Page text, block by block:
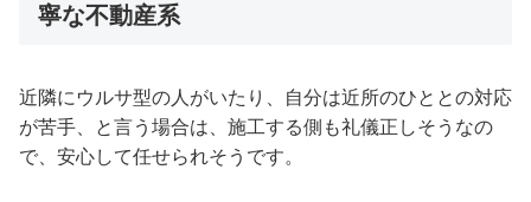
寧な不動産系
近隣にウルサ型の人がいたり、自分は近所のひととの対応
が苦手、と言う場合は、施工する側も礼儀正しそうなの
で、安心して任せられそうです。